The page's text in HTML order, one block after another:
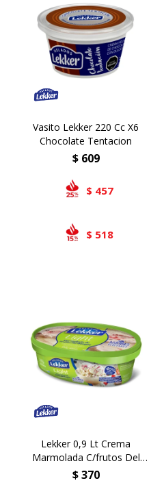
Vasito Lekker 220 Cc X6
Chocolate Tentacion
$ 609
$ 457
$ 518
Lekker 0,9 Lt Crema
Marmolada C/frutos Del
Bosque Light
$ 370